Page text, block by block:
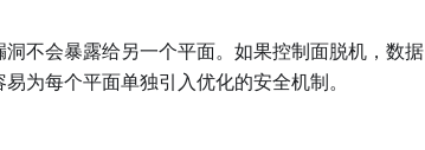
不会暴露给另一个平面。如果控制面脱机，数据
为每个平面单独引入优化的安全机制。